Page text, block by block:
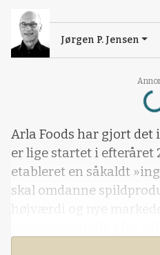
Jørgen P. Jensen
Arla Foods har gjort det
er lige startet i efteråret
etableret en såkaldt
skal omdanne
højværdi og nye